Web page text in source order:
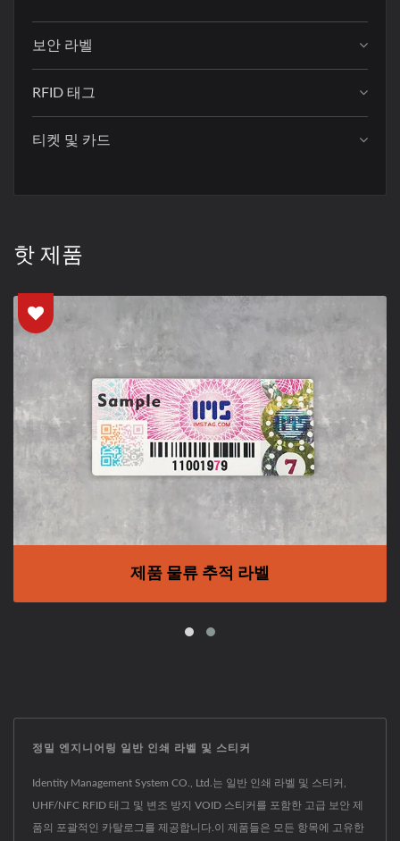
보안 라벨
RFID 태그
티켓 및 카드
핫 제품
제품 물류 추적 라벨
정밀 엔지니어링 일반 인쇄 라벨 및 스티커
Identity Management System CO., Ltd.는 일반 인쇄 라벨 및 스티커,
UHF/NFC RFID 태그 및 변조 방지 VOID 스티커를 포함한 고급 보안 제
품의 포괄적인 카탈로그를 제공합니다.이 제품들은 모든 항목에 고유한